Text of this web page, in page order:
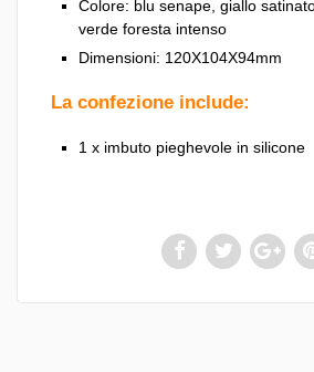
Colore: blu senape, giallo
verde foresta intenso
Dimensioni: 120X104X94mm
La confezione include:
1 x imbuto pieghevole in silicone